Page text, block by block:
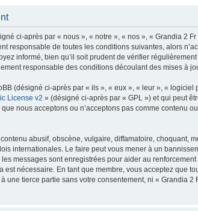
ci-après par « nous », « notre », « nos », « Grandia 2
responsable de toutes les conditions suivantes, alors
informé, bien qu’il soit prudent de vérifier
responsable des conditions découlant des mises à
(désigné ci-après par « ils », « eux », « leur », «
License v2 » (désigné ci-après par « GPL ») et qui peut
nous acceptons ou n’acceptons pas comme
abusif, obscène, vulgaire, diffamatoire, choquant,
internationales. Le faire peut vous mener à un
messages sont enregistrées pour aider au
est nécessaire. En tant que membre, vous acceptez que
une tierce partie sans votre consentement, ni « Grandia